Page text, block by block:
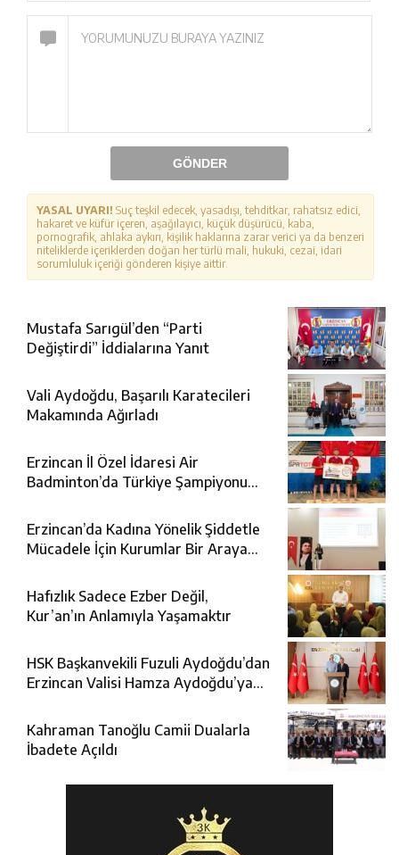
GÖNDER
YASAL UYARI! Suç teşkil edecek, yasadışı, tehditkar, rahatsız edici,
hakaret ve küfür içeren, aşağılayıcı, küçük düşürücü, kaba,
pornografik, ahlaka aykırı, kişilik haklarına zarar verici ya da benzeri
niteliklerde içeriklerden doğan her türlü mali, hukuki, cezai, idari
sorumluluk içeriği gönderen kişiye aittir.
Mustafa Sarıgül’den “Parti
Değiştirdi” İddialarına Yanıt
Vali Aydoğdu, Başarılı Karatecileri
Makamında Ağırladı
Erzincan İl Özel İdaresi Air
Badminton’da Türkiye Şampiyonu
Erzincan’da Kadına Yönelik Şiddetle
Mücadele İçin Kurumlar Bir Araya
Hafızlık Sadece Ezber Değil,
Kur’an’ın Anlamıyla Yaşamaktır
HSK Başkanvekili Fuzuli Aydoğdu’dan
Erzincan Valisi Hamza Aydoğdu’ya
Kahraman Tanoğlu Camii Dualarla
İbadete Açıldı